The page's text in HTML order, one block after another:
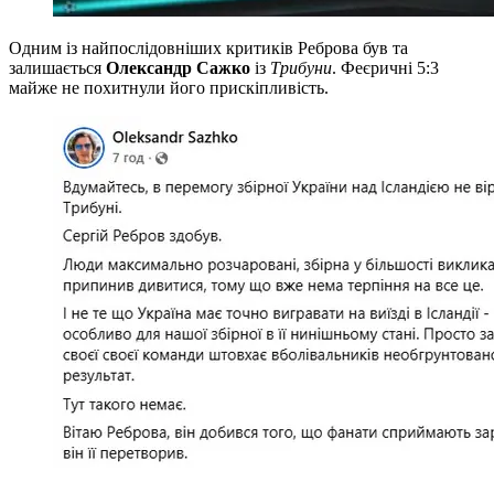
Одним із найпослідовніших критиків Реброва був та
залишається Олександр Сажко із Трибуни. Феєричні 5:3
майже не похитнули його прискіпливість.